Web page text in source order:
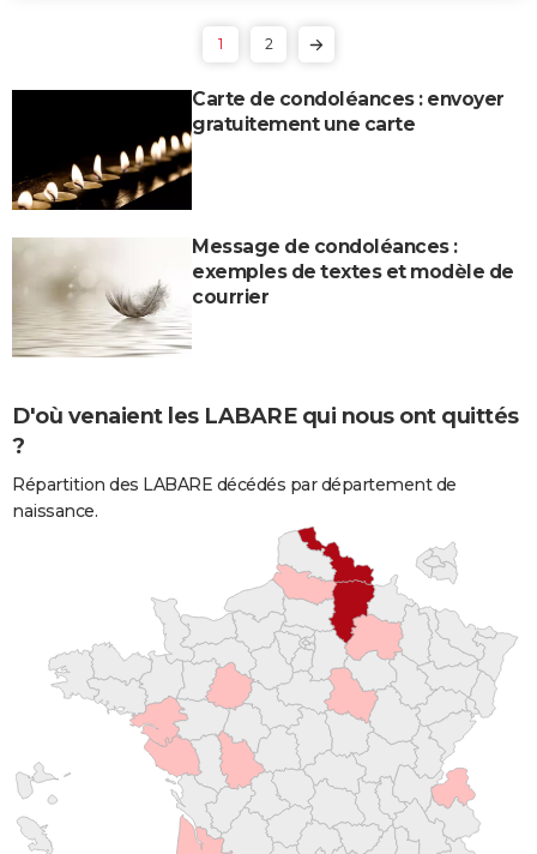
1 2
Carte de condoléances : envoyer
gratuitement une carte
Message de condoléances :
exemples de textes et modèle de
courrier
D'où venaient les LABARE qui nous ont quittés
?
Répartition des LABARE décédés par département de
naissance.